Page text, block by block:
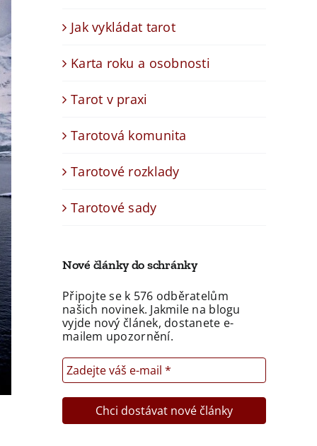
Jak vykládat tarot
Karta roku a osobnosti
Tarot v praxi
Tarotová komunita
Tarotové rozklady
Tarotové sady
Nové články do schránky
Připojte se k 576 odběratelům
našich novinek. Jakmile na blogu
vyjde nový článek, dostanete e-
mailem upozornění.